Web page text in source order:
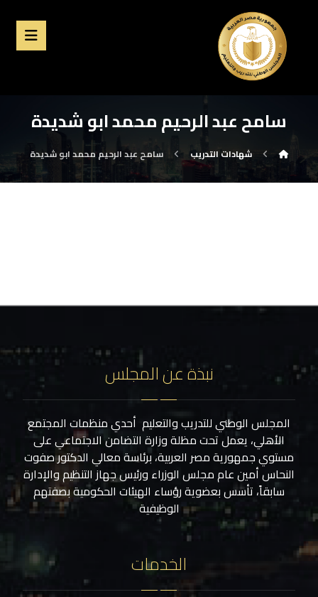
سامح عبد الرحيم محمد ابو شديدة
شهادات التدريب سامح عبد الرحيم محمد ابو شديدة
نبذة عن المجلس
المجلس الوطني للتدريب والتعليم أحدي منظمات المجتمع
الأهلي، يعمل تحت مظلة وزارة التضامن الاجتماعي على
مستوي جمهورية مصر العربية، برئاسة معالي الدكتور صفوت
النحاس أمين عام مجلس الوزراء ورئيس جهاز التنظيم والإدارة
سابقاً، تأسس بعضوية رؤساء الهيئات الحكومية بصفتهم
الوظيفية
الخدمات